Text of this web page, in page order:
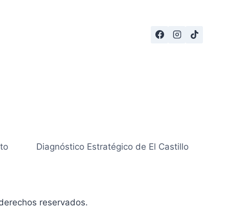
Diagnóstico Estratégico de El Castillo
reservados.